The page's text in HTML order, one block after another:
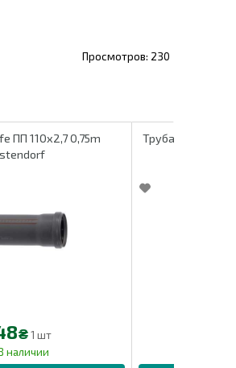
230
110х2,7 0,75m
₴ 1 шт